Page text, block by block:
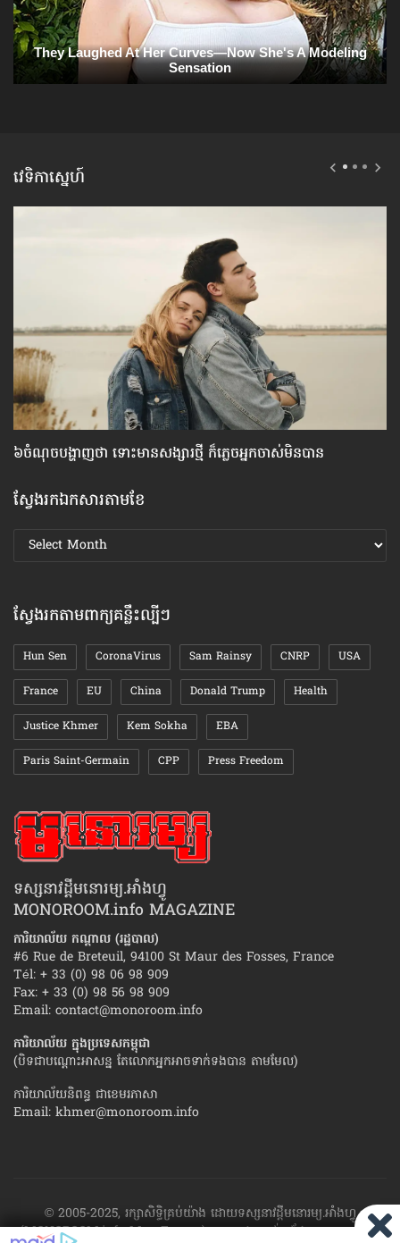
វេទិកាស្នេហ៍
៦ចំណុច​បង្ហាញ​ថា ទោះ​មាន​សង្សារ​ថ្មី ក៏​ភ្លេច​អ្នក​ចាស់​មិន​បាន
ស្វែងរកឯកសារតាមខែ
ស្វែងរក
ឯកសារ
ស្វែងរកតាមពាក្យគន្លឹះល្បីៗ
Hun Sen CoronaVirus Sam Rainsy CNRP USA
France EU China Donald Trump Health
Justice Khmer Kem Sokha EBA
Paris Saint-Germain CPP Press Freedom
ទស្សនាវដ្ដីមនោរម្យ.អាំងហ្វូ
MONOROOM.info MAGAZINE
ការិយាល័យ កណ្ដាល (រដ្ឋបាល)
#6 Rue de Breteuil, 94100 St Maur des Fosses, France
Tél: + 33 (0) 98 06 98 909
Fax: + 33 (0) 98 56 98 909
Email: contact@monoroom.info
ការិយាល័យ ក្នុង​ប្រទេស​កម្ពុជា
(បិទជាបណ្ដោះអាសន្ន តែលោកអ្នកអាចទាក់ទងបាន តាមមែល)
ការិយាល័យនិពន្ធ ជាខេមរភាសា
Email: khmer@monoroom.info
© 2005-2025, រក្សាសិទ្ធិគ្រប់យ៉ាង ដោយទស្សនាវដ្ដី​មនោរម្យ.អាំងហ្វូ
(MONOROOM.info Mag France)។ ហាម​ដក​ស្រង់​នូវ​ផ្នែក​ណា​មួយ​ ឬ​ផ្នែក​